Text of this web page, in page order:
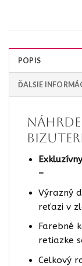
POPIS
ĎALŠIE
–
Výrazný
reťazi v
Farebné
retiazke
Celkový